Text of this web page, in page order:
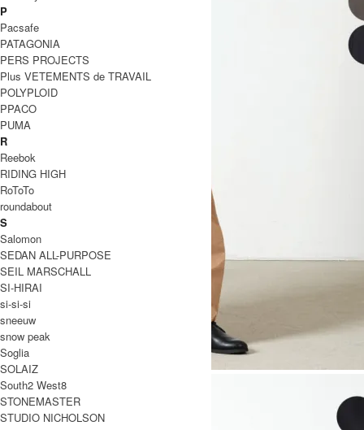
P
Pacsafe
PATAGONIA
PERS PROJECTS
Plus VETEMENTS de TRAVAIL
POLYPLOID
PPACO
PUMA
R
Reebok
RIDING HIGH
RoToTo
roundabout
S
Salomon
SEDAN ALL-PURPOSE
SEIL MARSCHALL
SI-HIRAI
si-si-si
sneeuw
snow peak
Soglia
SOLAIZ
South2 West8
STONEMASTER
STUDIO NICHOLSON